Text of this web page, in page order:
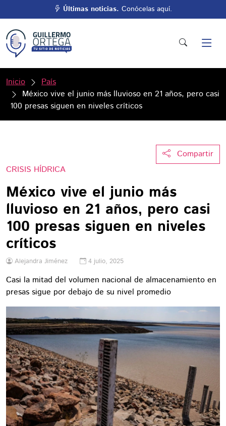
Últimas noticias. Conócelas aquí.
Inicio
País
México vive el junio más lluvioso en 21 años, pero casi
100 presas siguen en niveles críticos
Compartir
CRISIS HÍDRICA
México vive el junio más
lluvioso en 21 años, pero casi
100 presas siguen en niveles
críticos
Alejandra Jiménez 4 julio, 2025
Casi la mitad del volumen nacional de almacenamiento en
presas sigue por debajo de su nivel promedio